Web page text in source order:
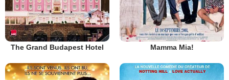
The Grand Budapest Hotel Mamma Mia!